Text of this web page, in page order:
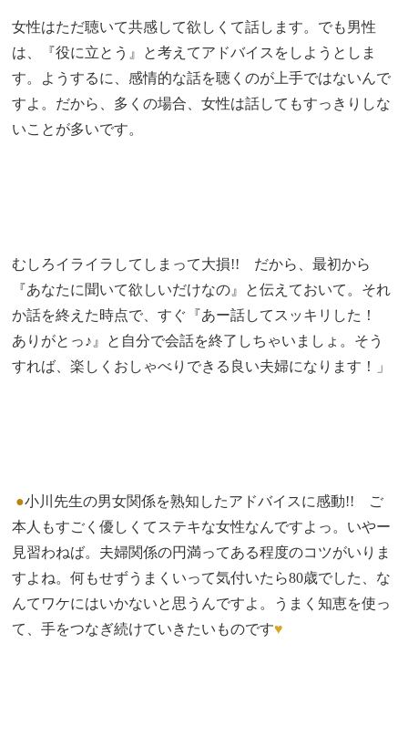
女性はただ聴いて共感して欲しくて話します。 でも男性
は、『役に立とう』と考えてアドバイスをしようとしま
す。ようするに、感情的な話を聴くのが上手ではないんで
すよ。だから、多くの場合、女性は話してもすっきりしな
いことが多いです。
むしろイライラしてしまって大損!! だから、最初から
『あなたに聞いて欲しいだけなの』と伝えておいて。それ
か話を終えた時点で、すぐ『あー話してスッキリした！
ありがとっ♪』と自分で会話を終了しちゃいましょ。そう
すれば、楽しくおしゃべりできる良い夫婦になります！」
●小川先生の男女関係を熟知したアドバイスに感動!! ご
本人もすごく優しくてステキな女性なんですよっ。いやー
見習わねば。夫婦関係の円満ってある程度のコツがいりま
すよね。何もせずうまくいって気付いたら80歳でした、な
んてワケにはいかないと思うんですよ。うまく知恵を使っ
て、手をつなぎ続けていきたいものです♥